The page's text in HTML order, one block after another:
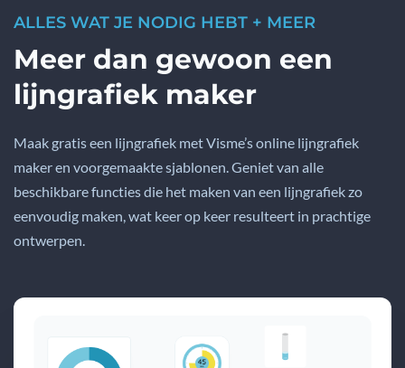
ALLES WAT JE NODIG HEBT + MEER
Meer dan gewoon een
lijngrafiek maker
Maak gratis een lijngrafiek met Visme’s online lijngrafiek
maker en voorgemaakte sjablonen. Geniet van alle
beschikbare functies die het maken van een lijngrafiek zo
eenvoudig maken, wat keer op keer resulteert in prachtige
ontwerpen.